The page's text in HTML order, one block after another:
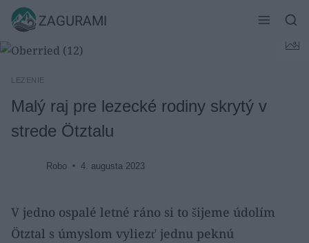
Skip
content
ZAGURAMI
LEZENIE
Malý raj pre lezecké rodiny skrytý v
strede Ötztalu
Robo 4. augusta 2023
V jedno ospalé letné ráno si to šijeme údolím
Ötztal s úmyslom vyliezť jednu peknú